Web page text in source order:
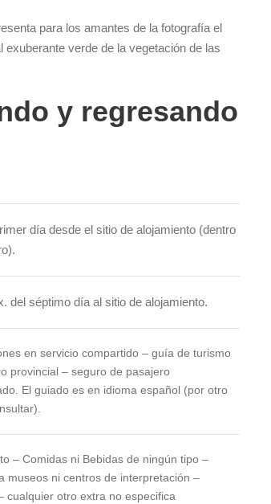
para los amantes de la fotografía el
verde de la vegetación de las
y regresando
día desde el sitio de alojamiento (dentro
del séptimo día al sitio de alojamiento.
en servicio compartido – guía de turismo
provincial – seguro de pasajero
El guiado es en idioma español (por otro
– Comidas ni Bebidas de ningún tipo –
museos ni centros de interpretación –
cualquier otro extra no especifica